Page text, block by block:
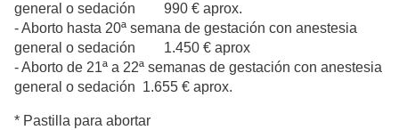
general o sedación 990 € aprox.
- Aborto hasta 20ª semana de gestación con anestesia
general o sedación 1.450 € aprox
- Aborto de 21ª a 22ª semanas de gestación con anestesia
general o sedación 1.655 € aprox.
* Pastilla para abortar